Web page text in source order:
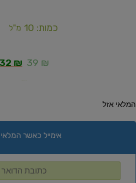
כמות: 10 מ"ל
39 ₪
32 ₪
המלאי אזל
אימייל כאשר המלאי